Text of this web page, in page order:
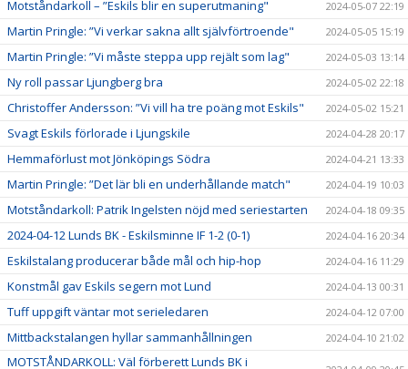
Motståndarkoll – ”Eskils blir en superutmaning" 2024-05-07 22:19
Martin Pringle: ”Vi verkar sakna allt självförtroende" 2024-05-05 15:19
Martin Pringle: ”Vi måste steppa upp rejält som lag" 2024-05-03 13:14
Ny roll passar Ljungberg bra 2024-05-02 22:18
Christoffer Andersson: ”Vi vill ha tre poäng mot Eskils" 2024-05-02 15:21
Svagt Eskils förlorade i Ljungskile 2024-04-28 20:17
Hemmaförlust mot Jönköpings Södra 2024-04-21 13:33
Martin Pringle: ”Det lär bli en underhållande match" 2024-04-19 10:03
Motståndarkoll: Patrik Ingelsten nöjd med seriestarten 2024-04-18 09:35
2024-04-12 Lunds BK - Eskilsminne IF 1-2 (0-1) 2024-04-16 20:34
Eskilstalang producerar både mål och hip-hop 2024-04-16 11:29
Konstmål gav Eskils segern mot Lund 2024-04-13 00:31
Tuff uppgift väntar mot serieledaren 2024-04-12 07:00
Mittbackstalangen hyllar sammanhållningen 2024-04-10 21:02
MOTSTÅNDARKOLL: Väl förberett Lunds BK i